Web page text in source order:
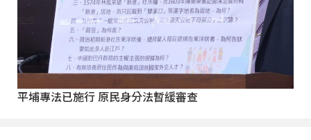
平埔專法已施行 原民身分法暫緩審查